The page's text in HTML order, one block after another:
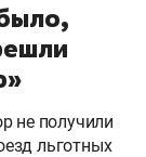
не получили
льготных